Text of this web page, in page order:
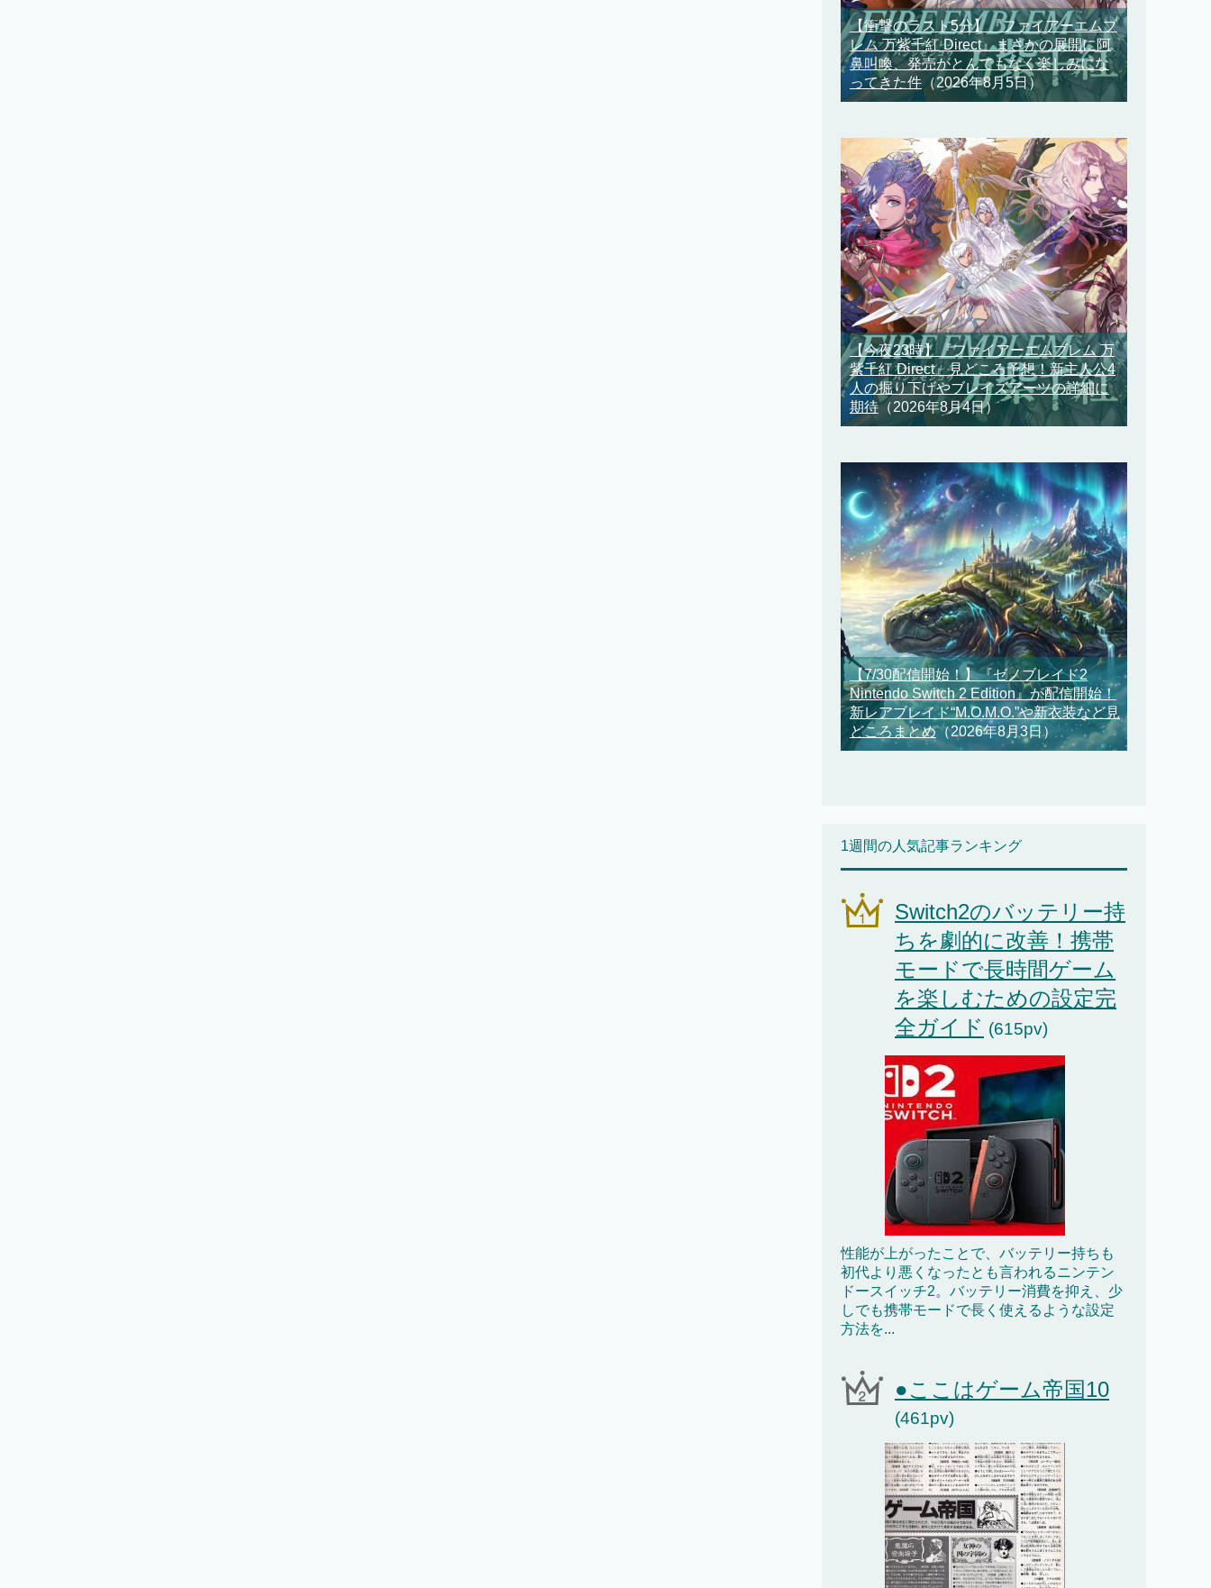
【衝撃のラスト5分】『ファイアーエムブ
レム 万紫千紅 Direct』まさかの展開に阿
鼻叫喚、発売がとんでもなく楽しみにな
ってきた件 （2026年8月5日）
【今夜23時】『ファイアーエムブレム 万
紫千紅 Direct』見どころ予想！新主人公4
人の掘り下げやブレイズアーツの詳細に
期待（2026年8月4日）
【7/30配信開始！】『ゼノブレイド2
Nintendo Switch 2 Edition』が配信開始！
新レアブレイド“M.O.M.O.”や新衣装など見
どころまとめ（2026年8月3日）
1週間の人気記事ランキング
Switch2のバッテリー持
ちを劇的に改善！携帯
モードで長時間ゲーム
を楽しむための設定完
全ガイド (615pv)
性能が上がったことで、バッテリー持ちも
初代より悪くなったとも言われるニンテン
ドースイッチ2。バッテリー消費を抑え、少
しでも携帯モードで長く使えるような設定
方法を...
●ここはゲーム帝国10
(461pv)